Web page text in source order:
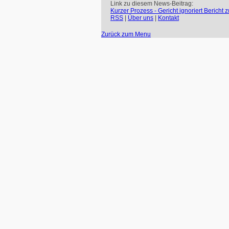
Link zu diesem News-Beitrag:
Kurzer Prozess - Gericht ignoriert Bericht
RSS
Über uns Kontakt
Zurück zum Menu